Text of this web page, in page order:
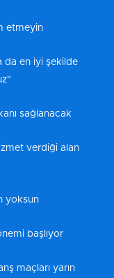
etmeyin
da en iyi şekilde
sağlanacak
verdiği alan
yoksun
başlıyor
maçları yarın